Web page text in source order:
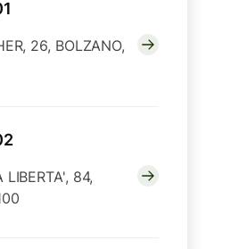
26, BOLZANO,
LIBERTA', 84,